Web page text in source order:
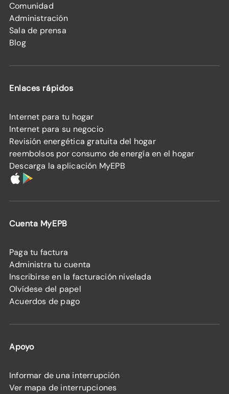
Comunidad
Administración
Sala de prensa
Blog
Enlaces rápidos
Internet para tu hogar
Internet para su negocio
Revisión energética gratuita del hogar
reembolsos por consumo de energía en el hogar
Descarga la aplicación MyEPB
Cuenta MyEPB
Paga tu factura
Administra tu cuenta
Inscribirse en la facturación nivelada
Olvídese del papel
Acuerdos de pago
Apoyo
Informar de una interrupción
Ver mapa de interrupciones